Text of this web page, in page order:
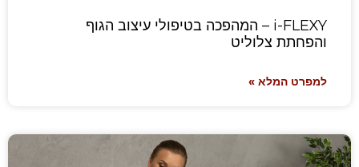
i-FLEXY – המהפכה בטיפולי עיצוב הגוף
והפחתת צלוליט
למפרט המלא »